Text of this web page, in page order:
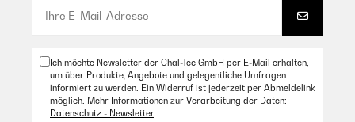
Ich möchte Newsletter der Chal-Tec GmbH per E-Mail erhalten,
um über Produkte, Angebote und gelegentliche Umfragen
informiert zu werden. Ein Widerruf ist jederzeit per Abmeldelink
möglich. Mehr Informationen zur Verarbeitung der Daten:
Datenschutz - Newsletter.